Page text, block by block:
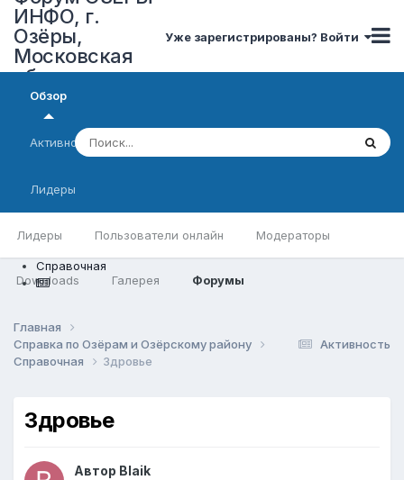
ИНФО, г.
Озёры,
Московская
область
Уже зарегистрированы? Войти
Обзор
Лидеры Пользователи онлайн Модераторы
Downloads Галерея Форумы
Активность
Лидеры
Справочная
Активность
Главная
Справка по Озёрам и Озёрскому району
Справочная
Здровье
Здровье
Автор Blaik